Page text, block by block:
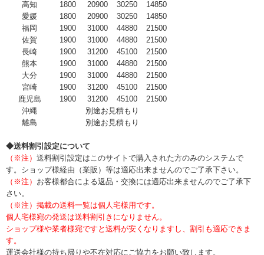
高知
1800 20900 30250
14850
愛媛
1800 20900 30250
14850
福岡
1900 31000 44880
21500
佐賀
1900 31000 44880
21500
長崎
1900 31200 45100
21500
熊本
1900 31000 44880
21500
大分
1900 31000 44880
21500
宮崎
1900 31200 45100
21500
鹿児島
1900 31200 45100
21500
沖縄
別途お見積もり
離島
別途お見積もり
◆送料割引設定について
（※注） 送料割引設定はこのサイトで購入された方のみのシステムで
す。ショップ様経由（業販）等は適応出来ませんのでご了承下さい。
（※注） お客様都合による返品・交換には適応出来ませんのでご了承下
さい。
（※注）掲載の送料一覧は個人宅様用です。
個人宅様宛の発送は送料割引きになりません。
ショップ様や業者様宛ですと送料が安くなりますし、割引も適応できま
す。
運送会社様の持ち帰りや不在対応にご協力をお願い致します。